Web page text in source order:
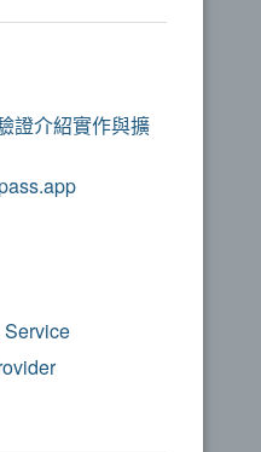
證介紹實作與擴
Service